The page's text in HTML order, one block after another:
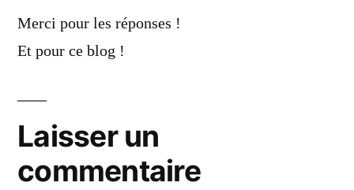
dit :
Merci pour les réponses !
Et pour ce blog !
Laisser un
commentaire